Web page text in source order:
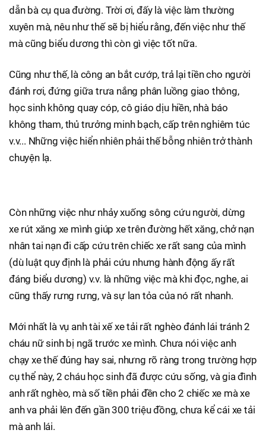
dẫn bà cụ qua đường. Trời ơi, đấy là việc làm thường
xuyên mà, nêu như thế sẽ bị hiểu rằng, đến việc như thế
mà cũng biểu dương thì còn gì việc tốt nữa.
Cũng như thế, là công an bắt cướp, trả lại tiền cho người
đánh rơi, đứng giữa trưa nắng phân luồng giao thông,
học sinh không quay cóp, cô giáo dịu hiền, nhà báo
không tham, thủ trưởng minh bạch, cấp trên nghiêm túc
v.v... Những việc hiển nhiên phải thế bỗng nhiên trở thành
chuyện lạ.
Còn những việc như nhảy xuống sông cứu người, dừng
xe rút xăng xe mình giúp xe trên đường hết xăng, chở nạn
nhân tai nạn đi cấp cứu trên chiếc xe rất sang của mình
(dù luật quy định là phải cứu nhưng hành động ấy rất
đáng biểu dương) v.v. là những việc mà khi đọc, nghe, ai
cũng thấy rưng rưng, và sự lan tỏa của nó rất nhanh.
Mới nhất là vụ anh tài xế xe tải rất nghèo đánh lái tránh 2
cháu nữ sinh bị ngã trước xe mình. Chưa nói việc anh
chạy xe thế đúng hay sai, nhưng rõ ràng trong trường hợp
cụ thể này, 2 cháu học sinh đã được cứu sống, và gia đình
anh rất nghèo, mà số tiền phải đền cho 2 chiếc xe mà xe
anh va phải lên đến gần 300 triệu đồng, chưa kể cái xe tải
mà anh lái.